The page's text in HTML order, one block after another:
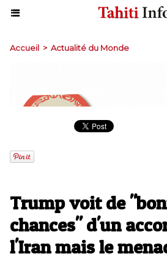
Accueil > Actualité du Monde
Trump voit de
chances" d'un
l'Iran mais le